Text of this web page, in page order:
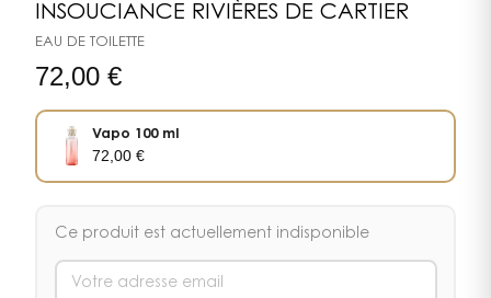
INSOUCIANCE RIVIÈRES DE CARTIER
EAU DE TOILETTE
72,00 €
Vapo 100 ml
72,00€
Ce produit est actuellement indisponible